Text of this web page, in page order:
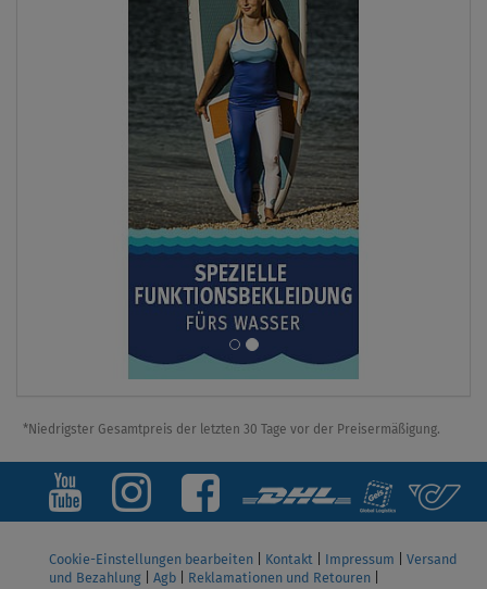
*Niedrigster Gesamtpreis der letzten 30 Tage vor der Preisermäßigung.
Cookie-Einstellungen bearbeiten Kontakt Impressum
Versand
und Bezahlung
Agb Reklamationen und Retouren